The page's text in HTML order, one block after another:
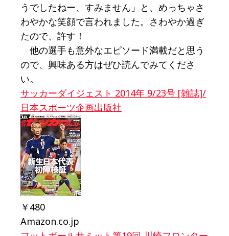
うでしたねー、すみません」と、めっちゃさ
わやかな笑顔で言われました。さわやか過ぎ
たので、許す！
他の選手も意外なエピソード満載だと思う
ので、興味ある方はぜひ読んでみてくださ
い。
サッカーダイジェスト 2014年 9/23号 [雑誌]/
日本スポーツ企画出版社
￥480
Amazon.co.jp